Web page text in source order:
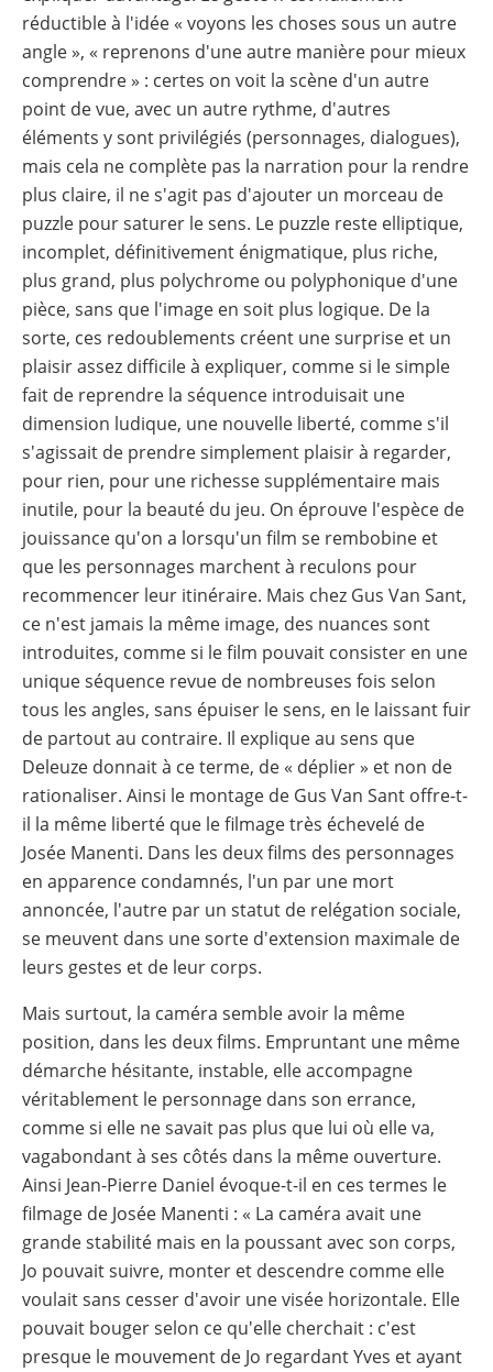
réductible à l'idée « voyons les choses sous un autre
angle », « reprenons d'une autre manière pour mieux
comprendre » : certes on voit la scène d'un autre
point de vue, avec un autre rythme, d'autres
éléments y sont privilégiés (personnages, dialogues),
mais cela ne complète pas la narration pour la rendre
plus claire, il ne s'agit pas d'ajouter un morceau de
puzzle pour saturer le sens. Le puzzle reste elliptique,
incomplet, définitivement énigmatique, plus riche,
plus grand, plus polychrome ou polyphonique d'une
pièce, sans que l'image en soit plus logique. De la
sorte, ces redoublements créent une surprise et un
plaisir assez difficile à expliquer, comme si le simple
fait de reprendre la séquence introduisait une
dimension ludique, une nouvelle liberté, comme s'il
s'agissait de prendre simplement plaisir à regarder,
pour rien, pour une richesse supplémentaire mais
inutile, pour la beauté du jeu. On éprouve l'espèce de
jouissance qu'on a lorsqu'un film se rembobine et
que les personnages marchent à reculons pour
recommencer leur itinéraire. Mais chez Gus Van Sant,
ce n'est jamais la même image, des nuances sont
introduites, comme si le film pouvait consister en une
unique séquence revue de nombreuses fois selon
tous les angles, sans épuiser le sens, en le laissant fuir
de partout au contraire. Il explique au sens que
Deleuze donnait à ce terme, de « déplier » et non de
rationaliser. Ainsi le montage de Gus Van Sant offre-t-
il la même liberté que le filmage très échevelé de
Josée Manenti. Dans les deux films des personnages
en apparence condamnés, l'un par une mort
annoncée, l'autre par un statut de relégation sociale,
se meuvent dans une sorte d'extension maximale de
leurs gestes et de leur corps.
Mais surtout, la caméra semble avoir la même
position, dans les deux films. Empruntant une même
démarche hésitante, instable, elle accompagne
véritablement le personnage dans son errance,
comme si elle ne savait pas plus que lui où elle va,
vagabondant à ses côtés dans la même ouverture.
Ainsi Jean-Pierre Daniel évoque-t-il en ces termes le
filmage de Josée Manenti : « La caméra avait une
grande stabilité mais en la poussant avec son corps,
Jo pouvait suivre, monter et descendre comme elle
voulait sans cesser d'avoir une visée horizontale. Elle
pouvait bouger selon ce qu'elle cherchait : c'est
presque le mouvement de Jo regardant Yves et ayant